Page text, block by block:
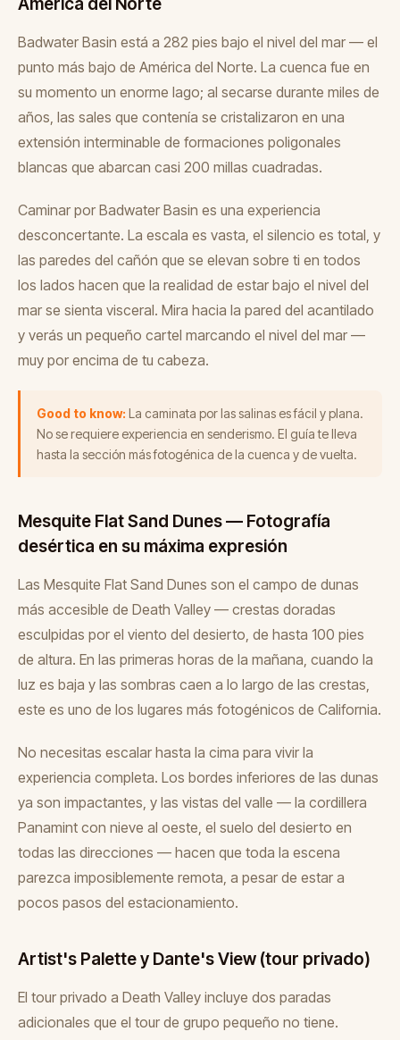
Badwater Basin está a 282 pies bajo el nivel del mar — el
punto más bajo de América del Norte. La cuenca fue en
su momento un enorme lago; al secarse durante miles de
años, las sales que contenía se cristalizaron en una
extensión interminable de formaciones poligonales
blancas que abarcan casi 200 millas cuadradas.
Caminar por Badwater Basin es una experiencia
desconcertante. La escala es vasta, el silencio es total, y
las paredes del cañón que se elevan sobre ti en todos
los lados hacen que la realidad de estar bajo el nivel del
mar se sienta visceral. Mira hacia la pared del acantilado
y verás un pequeño cartel marcando el nivel del mar —
muy por encima de tu cabeza.
Good to know: La caminata por las salinas es fácil y plana.
No se requiere experiencia en senderismo. El guía te lleva
hasta la sección más fotogénica de la cuenca y de vuelta.
Mesquite Flat Sand Dunes — Fotografía
desértica en su máxima expresión
Las Mesquite Flat Sand Dunes son el campo de dunas
más accesible de Death Valley — crestas doradas
esculpidas por el viento del desierto, de hasta 100 pies
de altura. En las primeras horas de la mañana, cuando la
luz es baja y las sombras caen a lo largo de las crestas,
este es uno de los lugares más fotogénicos de California.
No necesitas escalar hasta la cima para vivir la
experiencia completa. Los bordes inferiores de las dunas
ya son impactantes, y las vistas del valle — la cordillera
Panamint con nieve al oeste, el suelo del desierto en
todas las direcciones — hacen que toda la escena
parezca imposiblemente remota, a pesar de estar a
pocos pasos del estacionamiento.
Artist's Palette y Dante's View (tour privado)
El tour privado a Death Valley incluye dos paradas
adicionales que el tour de grupo pequeño no tiene.